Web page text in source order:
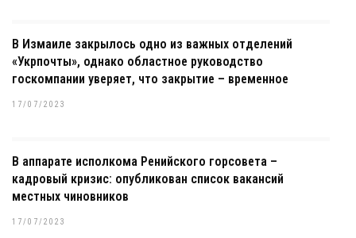
В Измаиле закрылось одно из важных отделений
«Укрпочты», однако областное руководство
госкомпании уверяет, что закрытие – временное
17/07/2023
В аппарате исполкома Ренийского горсовета –
кадровый кризис: опубликован список вакансий
местных чиновников
17/07/2023